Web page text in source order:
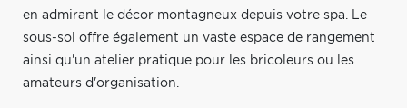
en admirant le décor montagneux depuis votre spa. Le
sous-sol offre également un vaste espace de rangement
ainsi qu'un atelier pratique pour les bricoleurs ou les
amateurs d'organisation.